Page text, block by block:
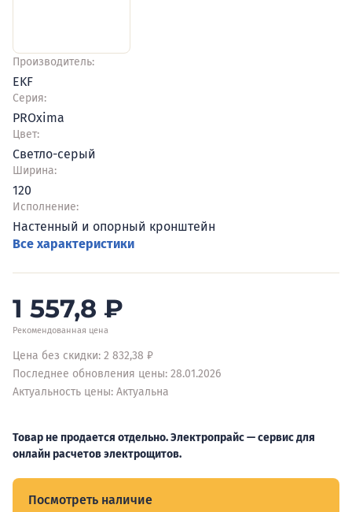
Производитель:
EKF
Серия:
PROxima
Цвет:
Светло-серый
Ширина:
120
Исполнение:
Настенный и опорный кронштейн
Все характеристики
1 557,8 ₽
Рекомендованная цена
Цена без скидки: 2 832,38 ₽
Последнее обновления цены: 28.01.2026
Актуальность цены: Актуальна
Товар не продается отдельно. Электропрайс — сервис для
онлайн расчетов электрощитов.
Посмотреть наличие